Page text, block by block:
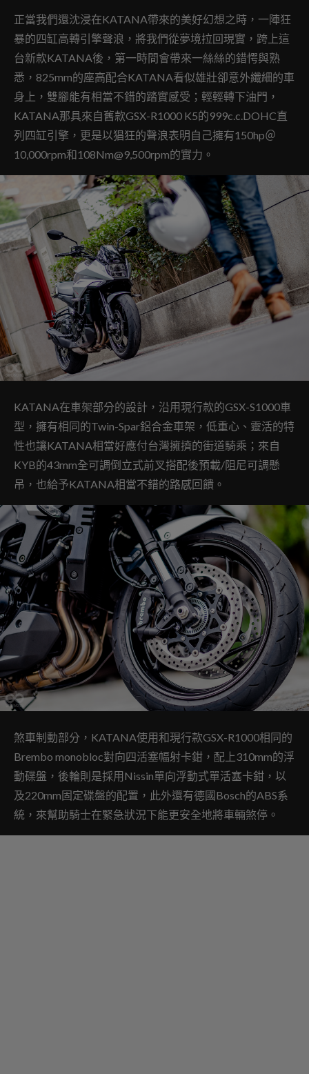
正當我們還沈浸在KATANA帶來的美好幻想之時，一陣狂
暴的四缸高轉引擎聲浪，將我們從夢境拉回現實，跨上這
台新款KATANA後，第一時間會帶來一絲絲的錯愕與熟
悉，825mm的座高配合KATANA看似雄壯卻意外纖細的車
身上，雙腳能有相當不錯的踏實感受；輕輕轉下油門，
KATANA那具來自舊款GSX-R1000 K5的999c.c.DOHC直
列四缸引擎，更是以猖狂的聲浪表明自己擁有150hp＠
10,000rpm和108Nm@9,500rpm的實力。
KATANA在車架部分的設計，沿用現行款的GSX-S1000車
型，擁有相同的Twin-Spar鋁合金車架，低重心、靈活的特
性也讓KATANA相當好應付台灣擁擠的街道騎乘；來自
KYB的43mm全可調倒立式前叉搭配後預載/阻尼可調懸
吊，也給予KATANA相當不錯的路感回饋。
煞車制動部分，KATANA使用和現行款GSX-R1000相同的
Brembo monobloc對向四活塞幅射卡鉗，配上310mm的浮
動碟盤，後輪則是採用Nissin單向浮動式單活塞卡鉗，以
及220mm固定碟盤的配置，此外還有德國Bosch的ABS系
統，來幫助騎士在緊急狀況下能更安全地將車輛煞停。